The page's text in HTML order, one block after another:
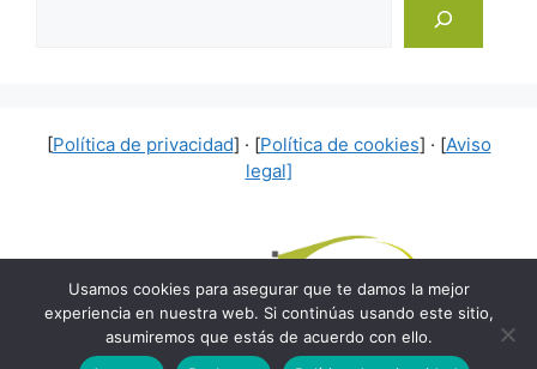
[Política de privacidad] · [Política de cookies] · [Aviso
legal]
Usamos cookies para asegurar que te damos la mejor
experiencia en nuestra web. Si continúas usando este sitio,
asumiremos que estás de acuerdo con ello.